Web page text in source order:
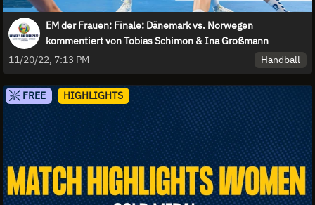
EM der Frauen: Finale: Dänemark vs. Norwegen
kommentiert von Tobias Schimon & Ina Großmann
11/20/22, 7:13 PM
Handball
FREE HIGHLIGHTS